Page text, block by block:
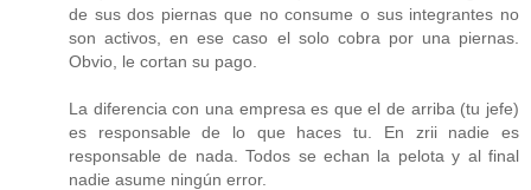
de sus dos piernas que no consume o sus integrantes no
son activos, en ese caso el solo cobra por una piernas.
Obvio, le cortan su pago.
La diferencia con una empresa es que el de arriba (tu jefe)
es responsable de lo que haces tu. En zrii nadie es
responsable de nada. Todos se echan la pelota y al final
nadie asume ningún error.